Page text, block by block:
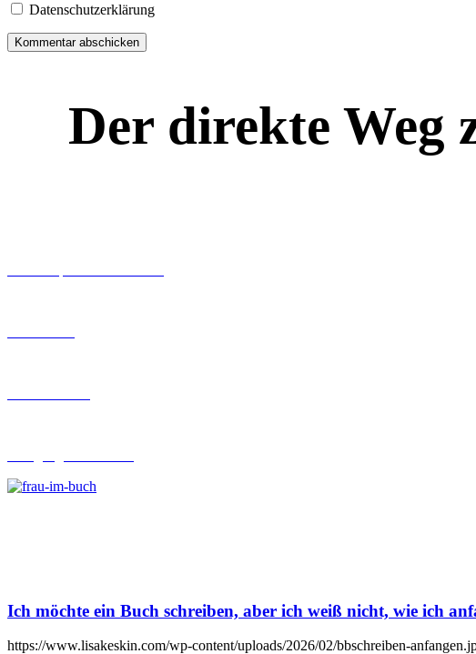
Datenschutzerklärung
Der direkte Weg
Ich möchte ein Buch schreiben, aber ich weiß nicht, wie ich
https://www.lisakeskin.com/wp-content/uploads/2026/02/bbschreiben-